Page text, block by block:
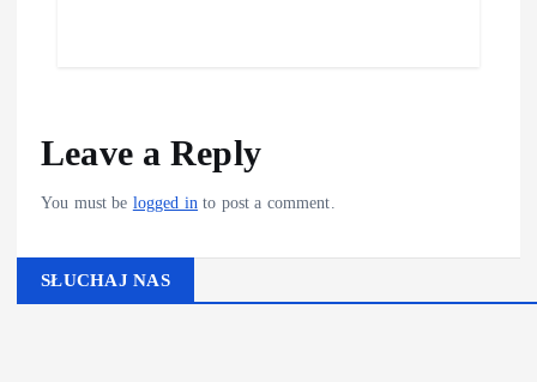
Leave a Reply
You must be logged in to post a comment.
SŁUCHAJ NAS